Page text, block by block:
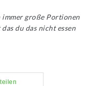
immer große Portionen
du das nicht essen
teilen